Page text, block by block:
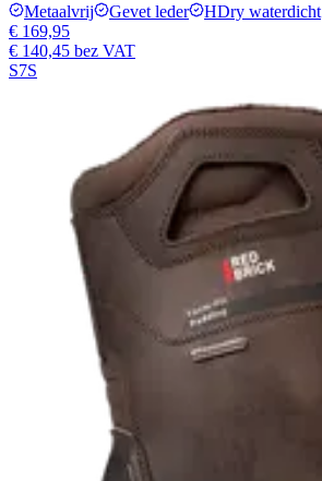
Metaalvrij Gevet leder
HDry waterdicht
€ 169,95
€ 140,45 bez VAT
S7S